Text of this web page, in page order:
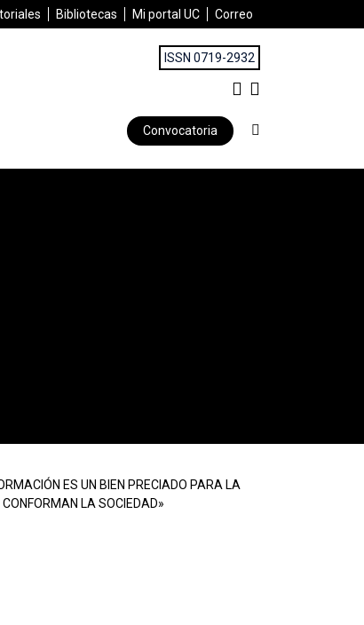
Bibliotecas Mi portal UC Correo
ISSN 0719-2932
Convocatoria
es un bien preciado para la planificación urbana,
ES UN BIEN PRECIADO PARA LA
LA SOCIEDAD»